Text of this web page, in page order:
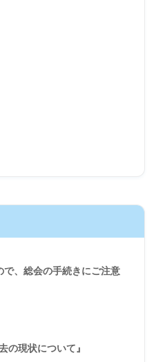
で、総会の手続きにご注意
の現状について』